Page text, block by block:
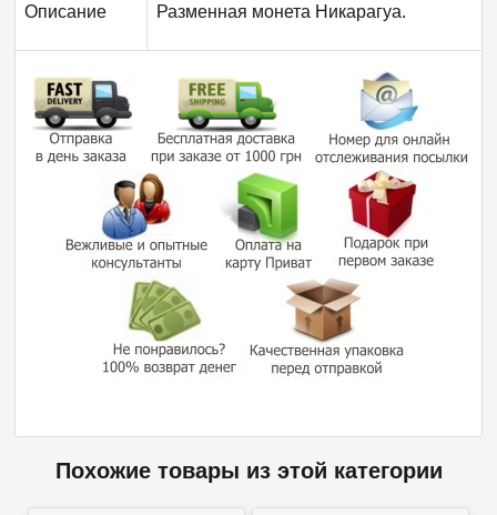
Описание Разменная монета Никарагуа.
Похожие товары из этой категории